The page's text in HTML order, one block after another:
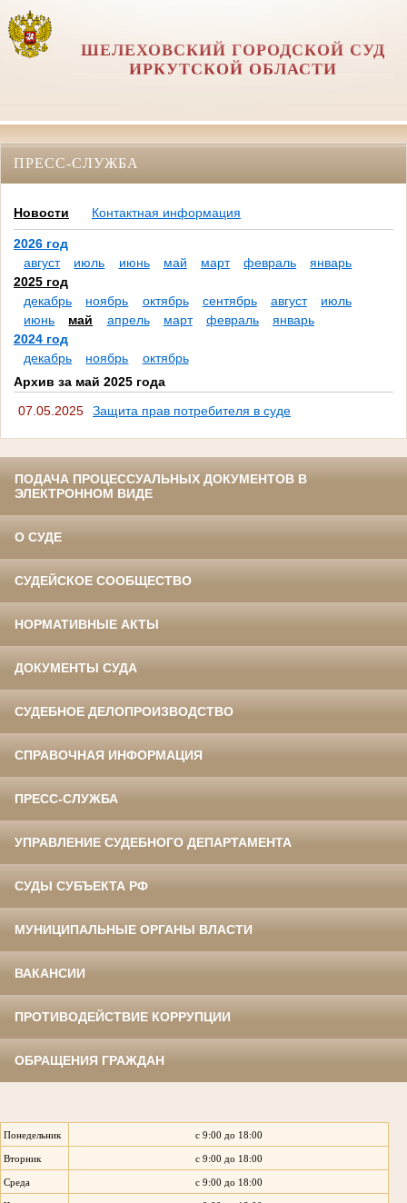
ШЕЛЕХОВСКИЙ ГОРОДСКОЙ СУД
ИРКУТСКОЙ ОБЛАСТИ
ПРЕСС-СЛУЖБА
Новости Контактная информация
2026 год
август
июль июнь май март февраль
январь
2025 год
декабрь
ноябрь октябрь сентябрь август
июль
июнь
май апрель март февраль
январь
2024 год
декабрь
ноябрь
октябрь
Архив за май 2025 года
07.05.2025
Защита прав потребителя в суде
ПОДАЧА ПРОЦЕССУАЛЬНЫХ ДОКУМЕНТОВ В
ЭЛЕКТРОННОМ ВИДЕ
О СУДЕ
СУДЕЙСКОЕ СООБЩЕСТВО
НОРМАТИВНЫЕ АКТЫ
ДОКУМЕНТЫ СУДА
СУДЕБНОЕ ДЕЛОПРОИЗВОДСТВО
СПРАВОЧНАЯ ИНФОРМАЦИЯ
ПРЕСС-СЛУЖБА
УПРАВЛЕНИЕ СУДЕБНОГО ДЕПАРТАМЕНТА
СУДЫ СУБЪЕКТА РФ
МУНИЦИПАЛЬНЫЕ ОРГАНЫ ВЛАСТИ
ВАКАНСИИ
ПРОТИВОДЕЙСТВИЕ КОРРУПЦИИ
ОБРАЩЕНИЯ ГРАЖДАН
Понедельник с 9:00 до 18:00
Вторник с 9:00 до 18:00
Среда с 9:00 до 18:00